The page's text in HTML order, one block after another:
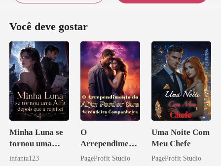
Você deve gostar
Minha Luna se
tornou uma
Alfa depois que
infanta123
O
Arrependiment
o do Alfa:
PageProfit Studio
Uma Noite Com
Meu Chefe
PageProfit Studio